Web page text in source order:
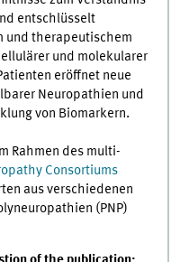
entschlüsselt
und therapeutischem
und molekularer
eröffnet neue
Neuropathien und
von Biomarkern.
Rahmen des multi-
Consortiums
aus verschiedenen
(PNP)